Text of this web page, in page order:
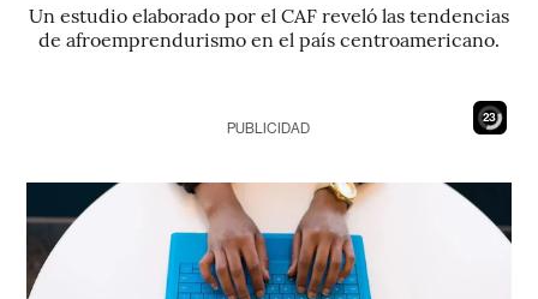
Un estudio elaborado por el CAF reveló las tendencias
de afroemprendurismo en el país centroamericano.
21
PUBLICIDAD